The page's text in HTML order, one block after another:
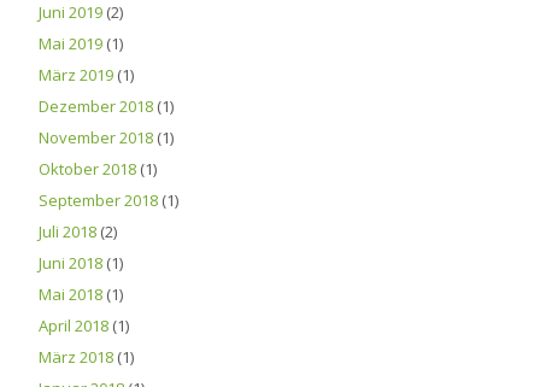
Juni 2019 (2)
Mai 2019 (1)
März 2019 (1)
Dezember 2018 (1)
November 2018 (1)
Oktober 2018 (1)
September 2018 (1)
Juli 2018 (2)
Juni 2018 (1)
Mai 2018 (1)
April 2018 (1)
März 2018 (1)